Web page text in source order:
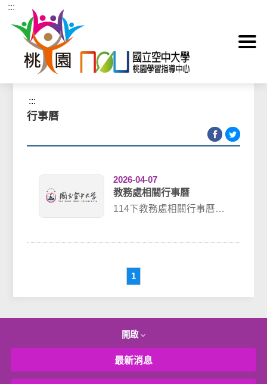
跳到主要內容區塊
:::
首頁 > 最新消息 行事曆
:::
行事曆
2026-04-07
教務處相關行事曆
114下教務處相關行事曆
1
開啟
最新消息